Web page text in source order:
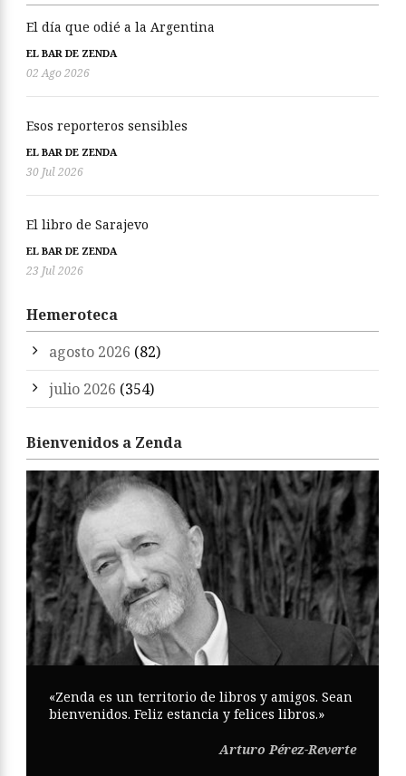
El día que odié a la Argentina
EL BAR DE ZENDA
02 Ago 2026
Esos reporteros sensibles
EL BAR DE ZENDA
30 Jul 2026
El libro de Sarajevo
EL BAR DE ZENDA
23 Jul 2026
Hemeroteca
agosto 2026 (82)
julio 2026 (354)
Bienvenidos a Zenda
«Zenda es un territorio de libros y amigos. Sean
bienvenidos. Feliz estancia y felices libros.»
Arturo Pérez-Reverte